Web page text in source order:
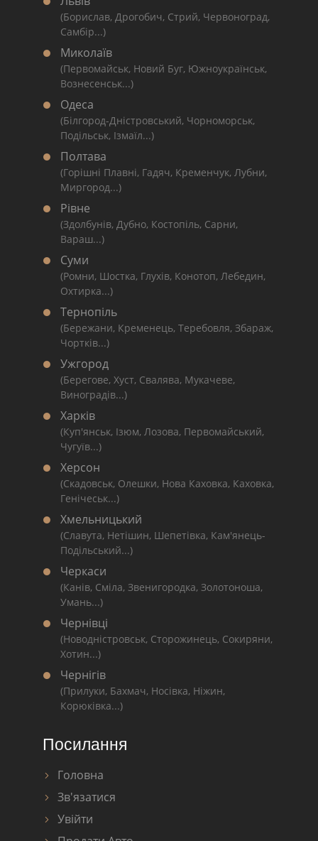
(Борислав, Дрогобич, Стрий, Червоноград,
Самбір...)
Миколаїв
(Первомайськ, Новий Буг, Южноукраїнськ,
Вознесенськ...)
Одеса
(Білгород-Дністровський, Чорноморськ,
Подільськ, Ізмаїл...)
Полтава
(Горішні Плавні, Гадяч, Кременчук, Лубни,
Миргород...)
Рівне
(Здолбунів, Дубно, Костопіль, Сарни,
Вараш...)
Суми
(Ромни, Шостка, Глухів, Конотоп, Лебедин,
Охтирка...)
Тернопіль
(Бережани, Кременець, Теребовля, Збараж,
Чортків...)
Ужгород
(Берегове, Хуст, Свалява, Мукачеве,
Виноградів...)
Харків
(Куп'янськ, Ізюм, Лозова, Первомайський,
Чугуїв...)
Херсон
(Скадовськ, Олешки, Нова Каховка, Каховка,
Генічеськ...)
Хмельницький
(Славута, Нетішин, Шепетівка, Кам'янець-
Подільський...)
Черкаси
(Канів, Сміла, Звенигородка, Золотоноша,
Умань...)
Чернівці
(Новодністровськ, Сторожинець, Сокиряни,
Хотин...)
Чернігів
(Прилуки, Бахмач, Носівка, Ніжин,
Корюківка...)
Посилання
Головна
Зв'язатися
Увійти